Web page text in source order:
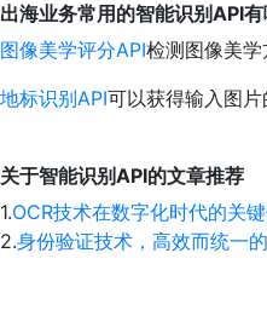
出海业务常用的智能识别API有
图像美学评分API检测图像美
地标识别API可以获得输入图
关于智能识别API的文章推荐
1.OCR技术在数字化时代的关
2.身份验证技术，高效而统一